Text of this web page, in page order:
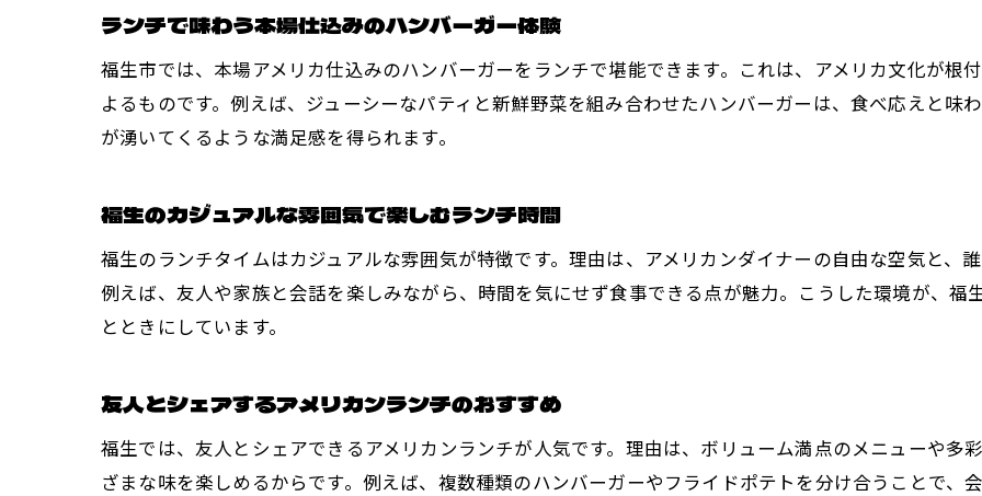
心を満たすランチを福生で味わう魅力
ランチタイムに感じる福生ならではの温かさ
ボリュームと味の両立が叶う福生ランチ事情
友人や家族と心温まるランチタイムの過ごし方
気分転換に最適な福生のランチスポット
福生の隠れ家ランチスポットでリフレッシュ
ランチで味わう非日常のリラックス時間
ボリューム満点ランチで午後に活力をプラス
ランチで味わう本場仕込みのハンバーガー体験
福生市では、本場アメリカ仕込みのハンバーガーをランチで堪能できます。これは、アメリカ文化が根
よるものです。例えば、ジューシーなパティと新鮮野菜を組み合わせたハンバーガーは、食べ応えと味
が湧いてくるような満足感を得られます。
福生のカジュアルな雰囲気で楽しむランチ時間
福生のランチタイムはカジュアルな雰囲気が特徴です。理由は、アメリカンダイナーの自由な空気と、
例えば、友人や家族と会話を楽しみながら、時間を気にせず食事できる点が魅力。こうした環境が、
とときにしています。
友人とシェアするアメリカンランチのおすすめ
福生では、友人とシェアできるアメリカンランチが人気です。理由は、ボリューム満点のメニューや多
ざまな味を楽しめるからです。例えば、複数種類のハンバーガーやフライドポテトを分け合うことで、